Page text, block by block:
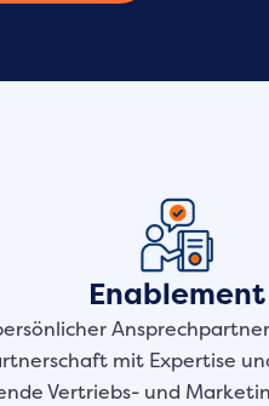
Enablement
mit Expertise
Vertriebs- und